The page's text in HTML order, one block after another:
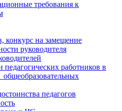
требования к
конкурс на замещение
руководителя
работников в
педагогов